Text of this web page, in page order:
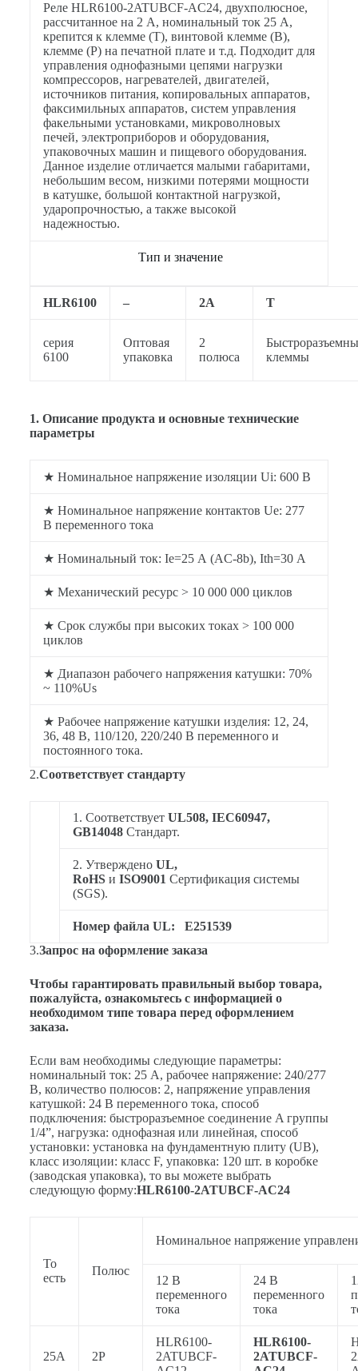
Реле HLR6100-2ATUBCF-AC24, двухполюсное,
рассчитанное на 2 А, номинальный ток 25 А,
крепится к клемме (T), винтовой клемме (B),
клемме (P) на печатной плате и т.д. Подходит для
управления однофазными цепями нагрузки
компрессоров, нагревателей, двигателей,
источников питания, копировальных аппаратов,
факсимильных аппаратов, систем управления
факельными установками, микроволновых
печей, электроприборов и оборудования,
упаковочных машин и пищевого оборудования.
Данное изделие отличается малыми габаритами,
небольшим весом, низкими потерями мощности
в катушке, большой контактной нагрузкой,
ударопрочностью, а также высокой
надежностью.
Тип и значение
HLR6100 – 2А T
серия
6100
Оптовая
упаковка
2
полюса
клеммы
1. Описание продукта и основные технические
параметры
★ Номинальное напряжение изоляции Ui: 600 В
★ Номинальное напряжение контактов Ue: 277
В переменного тока
★ Номинальный ток: Ie=25 А (AC-8b), Ith=30 А
★ Механический ресурс > 10 000 000 циклов
★ Срок службы при высоких токах > 100 000
циклов
★ Диапазон рабочего напряжения катушки: 70%
~ 110%Us
★ Рабочее напряжение катушки изделия: 12, 24,
36, 48 В, 110/120, 220/240 В переменного и
постоянного тока.
2.Соответствует стандарту
1. Соответствует UL508, IEC60947,
GB14048Стандарт.
2. Утверждено UL,
RoHSи ISO9001 Сертификация системы
(SGS).
Номер файла UL:
E251539
3.Запрос на оформление заказа
Чтобы гарантировать правильный выбор товара,
пожалуйста, ознакомьтесь с информацией о
необходимом типе товара перед оформлением
заказа.
Если вам необходимы следующие параметры:
номинальный ток: 25 А, рабочее напряжение: 240/277
В, количество полюсов: 2, напряжение управления
катушкой: 24 В переменного тока, способ
подключения: быстроразъемное соединение A группы
1/4”, нагрузка: однофазная или линейная, способ
установки: установка на фундаментную плиту (UB),
класс изоляции: класс F, упаковка: 120 шт. в коробке
(заводская упаковка), то вы можете выбрать
следующую форму:HLR6100-2ATUBCF-AC24
То
есть
Полюс
Номинальное напряжение
12 В
переменного
тока
24 В
переменного
тока
25А 2P
HLR6100-
2ATUBCF-
HLR6100-
2ATUBCF-